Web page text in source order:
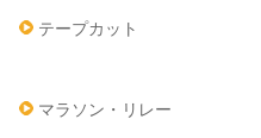
テープカット
マラソン・リレー